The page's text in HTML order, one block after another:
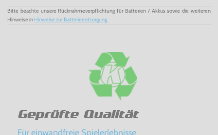
Bitte beachte unsere Rücknahmeverpflichtung für Batterien / Akkus sowie die weiteren
Hinweise in Hinweise zur Batterieentsorgung
Geprüfte Qualität
Für einwandfreie Spielerlebnisse